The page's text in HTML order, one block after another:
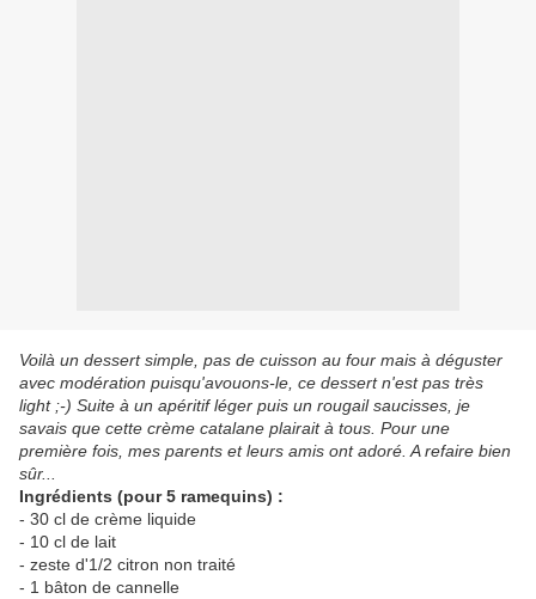
Voilà un dessert simple, pas de cuisson au four mais à déguster
avec modération puisqu'avouons-le, ce dessert n'est pas très
light ;-) Suite à un apéritif léger puis un rougail saucisses, je
savais que cette crème catalane plairait à tous. Pour une
première fois, mes parents et leurs amis ont adoré. A refaire bien
sûr...
Ingrédients (pour 5 ramequins) :
- 30 cl de crème liquide
- 10 cl de lait
- zeste d'1/2 citron non traité
- 1 bâton de cannelle